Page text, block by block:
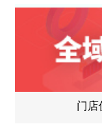
门店